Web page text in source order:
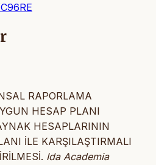
RAPORLAMA
HESAP PLANI
HESAPLARININ
İLE KARŞILAŞTIRMALI
Ida Academia